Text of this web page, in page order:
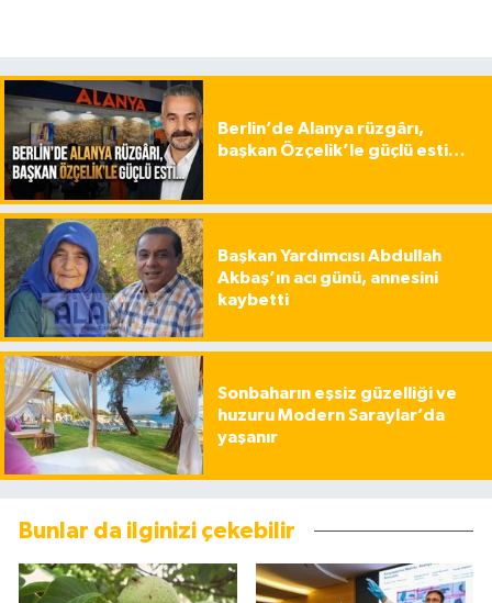
Berlin’de Alanya rüzgârı,
başkan Özçelik’le güçlü esti…
Başkan Yardımcısı Abdullah
Akbaş’ın acı günü, annesini
kaybetti
Sonbaharın eşsiz güzelliği ve
huzuru Modern Saraylar’da
yaşanır
Bunlar da ilginizi çekebilir